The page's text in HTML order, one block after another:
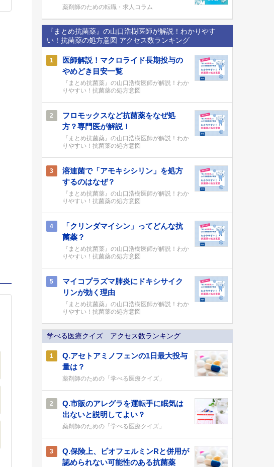
薬剤師のための転職・求人コラム
『まとめ抗菌薬』の山口浩樹医師が解説！わかりやす
い！抗菌薬の処方意図 アクセス数ランキング
1
医師解説！マクロライド長期投与の
やめどき目安一覧
『まとめ抗菌薬』の山口浩樹医師が解説！わか
りやすい！抗菌薬の処方意図
2
フロモックスなど抗菌薬をなぜ処
方？専門医が解説！
『まとめ抗菌薬』の山口浩樹医師が解説！わか
りやすい！抗菌薬の処方意図
3
溶連菌で「アモキシシリン」を処方
するのはなぜ？
『まとめ抗菌薬』の山口浩樹医師が解説！わか
りやすい！抗菌薬の処方意図
4
「クリンダマイシン」ってどんな抗
菌薬？
『まとめ抗菌薬』の山口浩樹医師が解説！わか
りやすい！抗菌薬の処方意図
5
マイコプラズマ肺炎にドキシサイク
リンが効く理由
『まとめ抗菌薬』の山口浩樹医師が解説！わか
りやすい！抗菌薬の処方意図
学べる医療クイズ アクセス数ランキング
1
Q.アセトアミノフェンの1日最大投与
量は？
薬剤師のための「学べる医療クイズ」
2
Q.市販のアレグラを運転手に眠気は
出ないと説明してよい？
薬剤師のための「学べる医療クイズ」
3
Q.保険上、ビオフェルミンRと併用が
認められない可能性のある抗菌薬